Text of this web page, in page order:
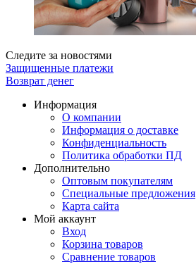
Следите за новостями
Защищенные платежи
Возврат денег
Информация
О компании
Информация о доставке
Конфиденциальность
Политика обработки ПД
Дополнительно
Оптовым покупателям
Специальные предложения
Карта сайта
Мой аккаунт
Вход
Корзина товаров
Сравнение товаров